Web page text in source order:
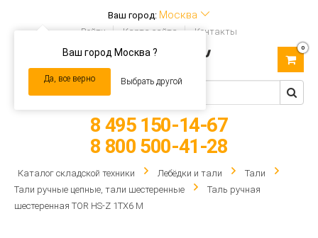
Ваш город: Москва
Ваш город Москва ?
Да, все верно Выбрать другой
Войти Карта сайта Контакты
navigation
0
8 495 150-14-67
8 800 500-41-28
Каталог складской техники Лебёдки и тали
Тали
Тали ручные цепные, тали шестеренные
Таль ручная
шестеренная TOR HS-Z 1ТХ6 М